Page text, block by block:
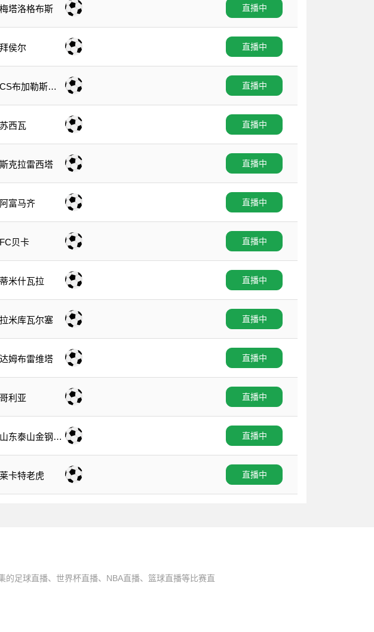
梅塔洛格布斯 直播中
拜侯尔 直播中
CS布加勒斯特
直播中
苏西瓦 直播中
斯克拉雷西塔 直播中
阿富马齐 直播中
FC贝卡 直播中
蒂米什瓦拉 直播中
拉米库瓦尔塞 直播中
达姆布雷维塔 直播中
哥利亚 直播中
山东泰山金钢山
直播中
莱卡特老虎 直播中
足球直播、世界杯直播、NBA直播、篮球直播等比赛直